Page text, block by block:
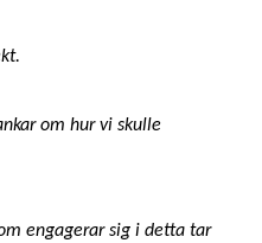
om hur vi skulle
engagerar sig i detta tar